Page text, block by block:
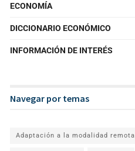
ECONOMÍA
DICCIONARIO ECONÓMICO
INFORMACIÓN DE INTERÉS
Navegar por temas
Adaptación a la modalidad remota